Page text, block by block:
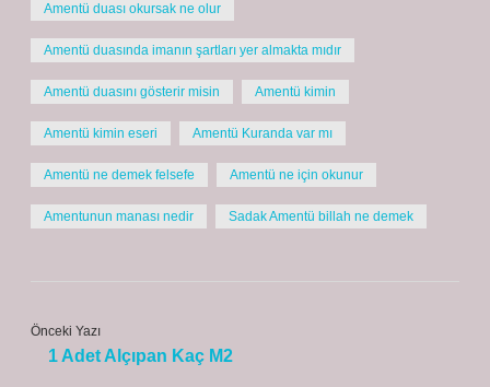
Amentü duası okursak ne olur
Amentü duasında imanın şartları yer almakta mıdır
Amentü duasını gösterir misin Amentü kimin
Amentü kimin eseri Amentü Kuranda var mı
Amentü ne demek felsefe Amentü ne için okunur
Amentunun manası nedir Sadak Amentü billah ne demek
Önceki Yazı
1 Adet Alçıpan Kaç M2